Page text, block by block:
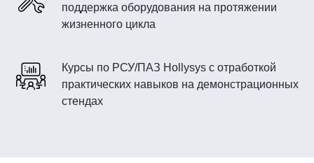
поддержка оборудования на протяжении
жизненного цикла
Курсы по РСУ/ПАЗ Hollysys с отработкой
практических навыков на демонстрационных
стендах